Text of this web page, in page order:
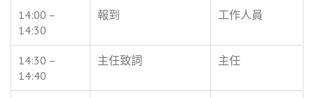
14:00 –
14:30
報到 工作人員
14:30 –
14:40
主任致詞 主任